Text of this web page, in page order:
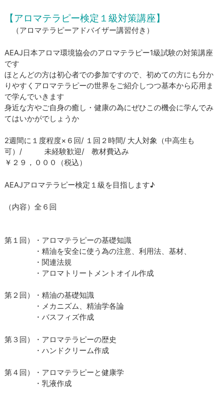
【アロマテラピー検定１級対策講座】
​ （アロマテラピーアドバイザー講習付き）
AEAJ日本アロマ環境協会のアロマテラピー1級試験の対策講座
です
ほとんどの方は初心者での参加ですので、初めての方にも分か
りやすくアロマテラピーの世界をご紹介しつつ基本から応用ま
で学んでいきます
​身近な方やご自身の癒し・健康の為にぜひこの機会に学んでみ
てはいかがでしょうか
2週間に１度程度×６回/ １回２時間/ 大人対象（中高生も
可）/ 未経験歓迎/ 教材費込み
​￥２９，０００（税込）
AEAJアロマテラピー検定１級を目指します♪
（内容）全６回
第１回）・アロマテラピーの基礎知識
・精油を安全に使う為の注意、利用法、基材、
・関連法規
・アロマトリートメントオイル作成
第２回）・精油の基礎知識
・メカニズム、精油学各論
・バスフィズ作成
第３回）・アロマテラピーの歴史
・ハンドクリーム作成
第４回）・アロマテラピーと健康学
・乳液作成